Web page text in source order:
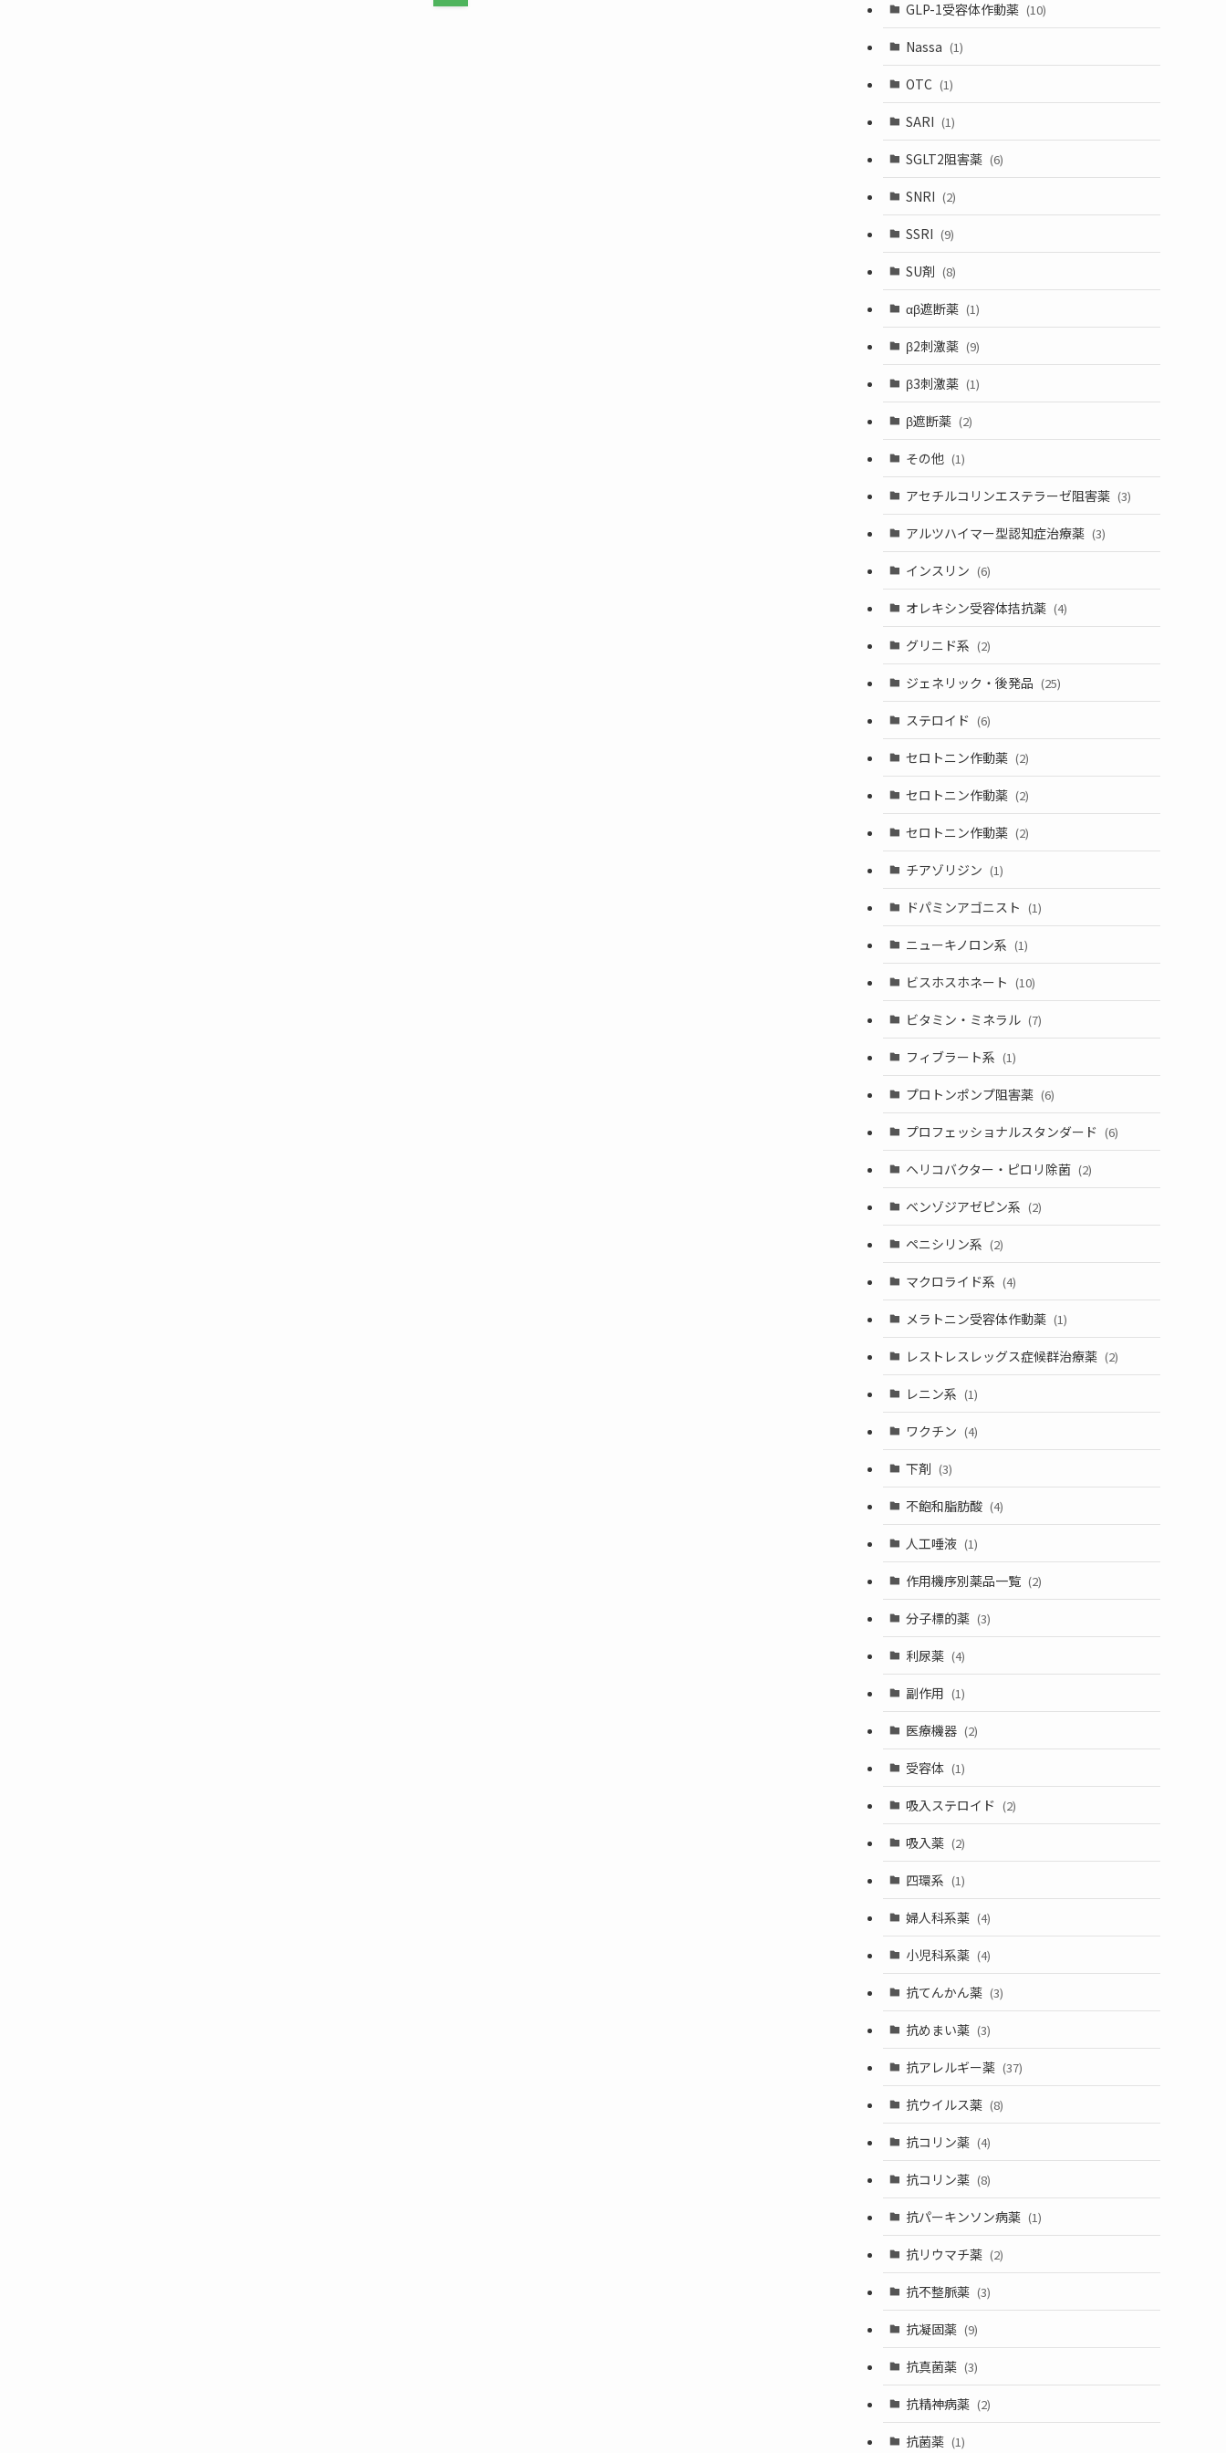
GLP-1受容体作動薬 (10)
Nassa (1)
OTC (1)
SARI (1)
SGLT2阻害薬 (6)
SNRI (2)
SSRI (9)
SU剤 (8)
αβ遮断薬 (1)
β2刺激薬 (9)
β3刺激薬 (1)
β遮断薬 (2)
その他 (1)
アセチルコリンエステラーゼ阻害薬 (3)
アルツハイマー型認知症治療薬 (3)
インスリン (6)
オレキシン受容体拮抗薬 (4)
グリニド系 (2)
ジェネリック・後発品 (25)
ステロイド (6)
セロトニン作動薬 (2)
セロトニン作動薬 (2)
セロトニン作動薬 (2)
チアゾリジン (1)
ドパミンアゴニスト (1)
ニューキノロン系 (1)
ビスホスホネート (10)
ビタミン・ミネラル (7)
フィブラート系 (1)
プロトンポンプ阻害薬 (6)
プロフェッショナルスタンダード (6)
ヘリコバクター・ピロリ除菌 (2)
ベンゾジアゼピン系 (2)
ペニシリン系 (2)
マクロライド系 (4)
メラトニン受容体作動薬 (1)
レストレスレッグス症候群治療薬 (2)
レニン系 (1)
ワクチン (4)
下剤 (3)
不飽和脂肪酸 (4)
人工唾液 (1)
作用機序別薬品一覧 (2)
分子標的薬 (3)
利尿薬 (4)
副作用 (1)
医療機器 (2)
受容体 (1)
吸入ステロイド (2)
吸入薬 (2)
四環系 (1)
婦人科系薬 (4)
小児科系薬 (4)
抗てんかん薬 (3)
抗めまい薬 (3)
抗アレルギー薬 (37)
抗ウイルス薬 (8)
抗コリン薬 (4)
抗コリン薬 (8)
抗パーキンソン病薬 (1)
抗リウマチ薬 (2)
抗不整脈薬 (3)
抗凝固薬 (9)
抗真菌薬 (3)
抗精神病薬 (2)
抗菌薬 (1)